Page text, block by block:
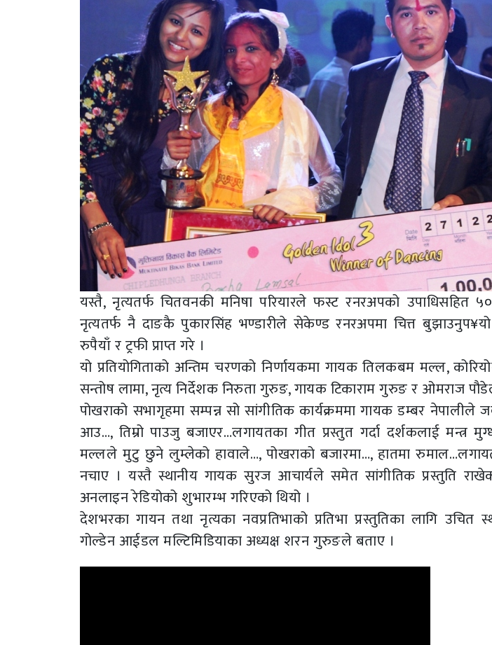
यस्तै, नृत्यतर्फ चितवनकी मनिषा परियारले फस्ट रनरअपको उपाधिसहित
नृत्यतर्फ नै दाङकै पुकारसिंह भण्डारीले सेकेण्ड रनरअपमा चित्त
रुपैयाँ र ट्रफी प्राप्त गरे ।
यो प्रतियोगिताको अन्तिम चरणको निर्णायकमा गायक तिलकबम मल्ल,
सन्तोष लामा, नृत्य निर्देशक निरुता गुरुङ, गायक टिकाराम गुरुङ र ओमराज
पोखराको सभागृहमा सम्पन्न सो सांगीतिक कार्यक्रममा गायक डम्बर
आउ…, तिम्रो पाउजु बजाएर…लगायतका गीत प्रस्तुत गर्दा दर्शकलाई मन्त्र
मल्लले मुटु छुने लुम्लेको हावाले…, पोखराको बजारमा…, हातमा
नचाए । यस्तै स्थानीय गायक सुरज आचार्यले समेत सांगीतिक प्रस्तुति
अनलाइन रेडियोको शुभारम्भ गरिएको थियो ।
देशभरका गायन तथा नृत्यका नवप्रतिभाको प्रतिभा प्रस्तुतिका लागि उचित
गोल्डेन आईडल मल्टिमिडियाका अध्यक्ष शरन गुरुङले बताए ।